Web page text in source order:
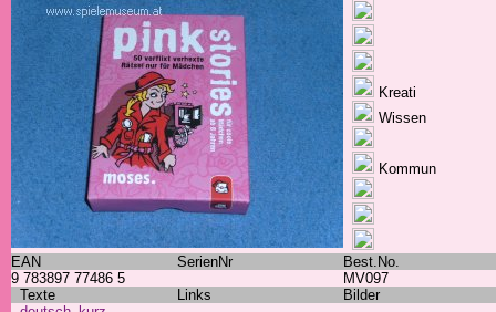
Kreati
Wissen
Kommun
EAN SerienNr
Best.No.
9 783897 77486 5
MV097
Texte
Links
Bilder